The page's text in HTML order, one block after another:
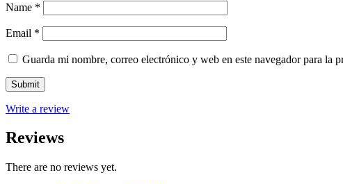
Name *
Email *
Guarda mi nombre, correo electrónico y web en este navegador para la
Write a review
Reviews
There are no reviews yet.